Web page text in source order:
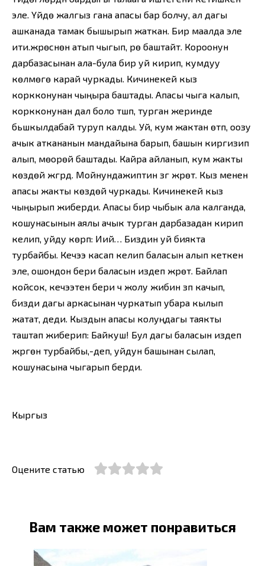
эле. Үйдө жалгыз гана апасы бар болчу, ал дагы
ашканада тамак бышырып жаткан. Бир маалда эле
ити.үжрөсүнөн атып чыгып, үрө баштайт. Короонун
дарбазасынан ала-була бир уй кирип, кумдуу
көлмөгө карай чуркады. Кичинекей кыз
коркконунан чыңыра баштады. Апасы чыга калып,
коркконунан дал боло түшүп, турган жеринде
бьшкылдабай туруп калды. Уй, кум жактан өтүп, оозу
ачык аткананын мандайына барып, башын киргизип
алып, мөорөй баштады. Кайра айланып, кум жакты
көздөй жүгүрдү. Мойнундажиптин үзүгү жүрөт. Кыз менен
апасы жакты көздөй чуркады. Кичинекей кыз
чыңырып жиберди. Апасы бир чыбык ала калганда,
кошунасынын аялы ачык турган дарбазадан кирип
келип, уйду көрүп: Иий… Биздин уй биякта
турбайбы. Кечээ касап келип баласын алып кеткен
эле, ошондон бери баласын издеп жүрөт. Байлап
койсок, кечээтен бери үч жолу жибин үзүп качып,
бизди дагы аркасынан чуркатып убара кылып
жатат, деди. Кыздын апасы колуңдагы таякты
таштап жиберип: Байкуш! Бул дагы баласын издеп
жүргөн турбайбы,-деп, уйдун башынан сылап,
кошунасына чыгарып берди.
Кыргыз
Оцените статью
Вам также может понравиться